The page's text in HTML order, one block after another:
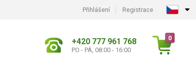
Přihlášení Registrace
+420 777 961 768
PO - PÁ, 08:00 - 16:00
0